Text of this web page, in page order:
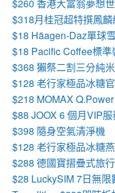
$260 香港大富翁夢想
$318月桂冠超特撰鳳
$18 Häagen-Daz單球
$18 Pacific Coffee標準
$368 獺祭二割三分純
$128 老行家極品冰糖
$218 MOMAX
$88 JOOX 6 個月VIP
$398 隨身空氣清淨機
$128 老行家極品冰糖
$288 德國寶摺疊式旅
$28 LuckySIM 7日無限